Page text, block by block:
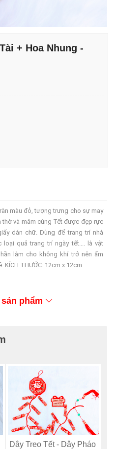
+ Hoa Nhung -
màu đỏ, tượng trưng cho sự may
thờ và mâm cúng Tết được đẹp rực
dán chữ. Dùng để trang trí nhà
quả trang trí ngày tết.... là vật
làm cho không khí trở nên ấm
KÍCH THƯỚC: 12cm x 12cm
phẩm
Dây Treo Tết - Dây Pháo